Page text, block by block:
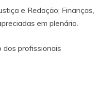
e Redação; Finanças,
em plenário.
dos profissionais